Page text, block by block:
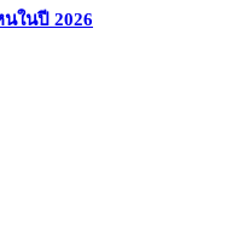
ในปี 2026